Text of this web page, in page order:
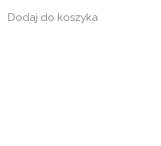
Dodaj do koszyka